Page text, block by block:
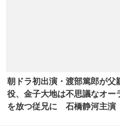
朝ドラ初出演・渡部篤郎が父
役、金子大地は不思議なオー
を放つ従兄に 石橋静河主演